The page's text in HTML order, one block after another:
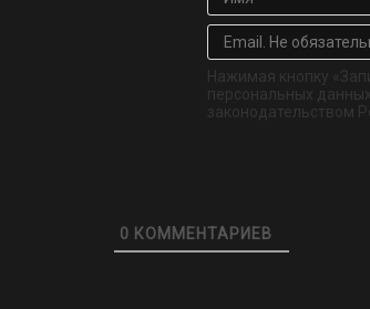
Нажимая кнопку
персональных
законодательством
0 КОММЕНТАРИЕВ